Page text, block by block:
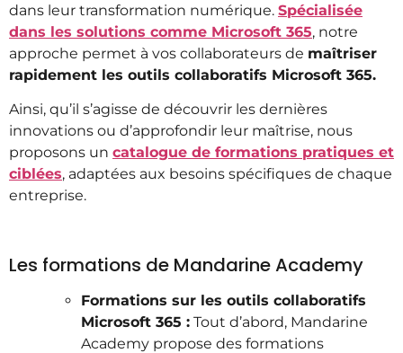
dans leur transformation numérique. Spécialisée
dans les solutions comme Microsoft 365, notre
approche permet à vos collaborateurs de maîtriser
rapidement les outils collaboratifs Microsoft 365.
Ainsi, qu’il s’agisse de découvrir les dernières
innovations ou d’approfondir leur maîtrise, nous
proposons un catalogue de formations pratiques et
ciblées, adaptées aux besoins spécifiques de chaque
entreprise.
Les formations de Mandarine Academy
Formations sur les outils collaboratifs
Microsoft 365 : Tout d’abord, Mandarine
Academy propose des formations